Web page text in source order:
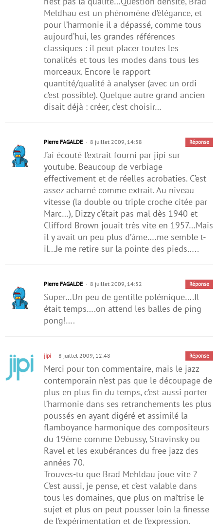
Meldhau est un phénomène d’élégance, et
pour l’harmonie il a dépassé, comme tous
aujourd’hui, les grandes références
classiques : il peut placer toutes les
tonalités et tous les modes dans tous les
morceaux. Encore le rapport
quantité/qualité à analyser (avec un ordi
c’est possible). Quelque autre grand ancien
disait déjà : créer, c’est choisir…
Pierre FAGALDE 8 juillet 2009, 14:58 Réponse
J’ai écouté l’extrait fourni par jipi sur
youtube. Beaucoup de verbiage
effectivement et de réelles acrobaties. C’est
assez acharné comme extrait. Au niveau
vitesse (la double ou triple croche citée par
Marc…), Dizzy c’était pas mal dès 1940 et
Clifford Brown jouait très vite en 1957…Mais
il y avait un peu plus d’âme….me semble t-
il…Je me retire sur la pointe des pieds…..
Pierre FAGALDE 8 juillet 2009, 14:52 Réponse
Super…Un peu de gentille polémique….Il
était temps….on attend les balles de ping
pong!….
jipi 8 juillet 2009, 12:48 Réponse
Merci pour ton commentaire, mais le jazz
contemporain n’est pas que le découpage de
plus en plus fin du temps, c’est aussi porter
l’harmonie dans ses retranchements les plus
poussés en ayant digéré et assimilé la
flamboyance harmonique des compositeurs
du 19ème comme Debussy, Stravinsky ou
Ravel et les exubérances du free jazz des
années 70.
Trouves-tu que Brad Mehldau joue vite ?
C’est aussi, je pense, et c’est valable dans
tous les domaines, que plus on maîtrise le
sujet et plus on peut pousser loin la finesse
de l’expérimentation et de l’expression.